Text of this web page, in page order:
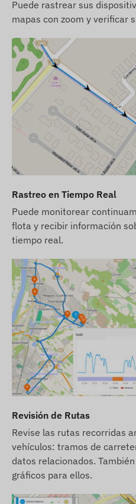
Alertas
Salida o llegada a un
digital
Batería baja
Contenido del paquete
FLEXCOM
bicicletas
Cargador y cable de
para computadora y
Condiciones de uso
Para el funcionamiento
necesario un vínculo
satélite de localización y
móviles. Estos aseguran
transmisión de datos, así
con el teléfono del
de software de
central de recolección y
El dispositivo se
de operadores móviles,
tarjeta SIM
Región de
El dispositivo es
operativas en las
2G: Mundial
Puede rastrear sus
mapas con zoom y verificar
Rastreo en Tiempo Real
Puede monitorear
flota y recibir información
tiempo real.
Revisión de Rutas
Revise las rutas recorridas
vehículos: tramos de
datos relacionados.
gráficos para ellos.